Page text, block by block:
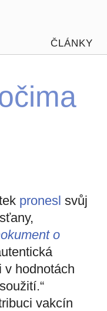
ČLÁNKY
pronesl svůj
o
v hodnotách
vakcín